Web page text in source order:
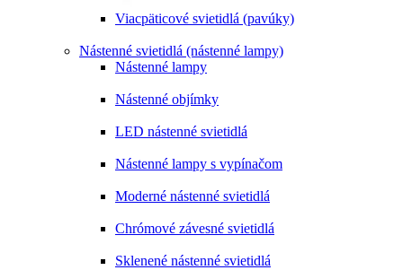
Viacpäticové svietidlá (pavúky)
Nástenné svietidlá (nástenné lampy)
Nástenné lampy
Nástenné objímky
LED nástenné svietidlá
Nástenné lampy s vypínačom
Moderné nástenné svietidlá
Chrómové závesné svietidlá
Sklenené nástenné svietidlá